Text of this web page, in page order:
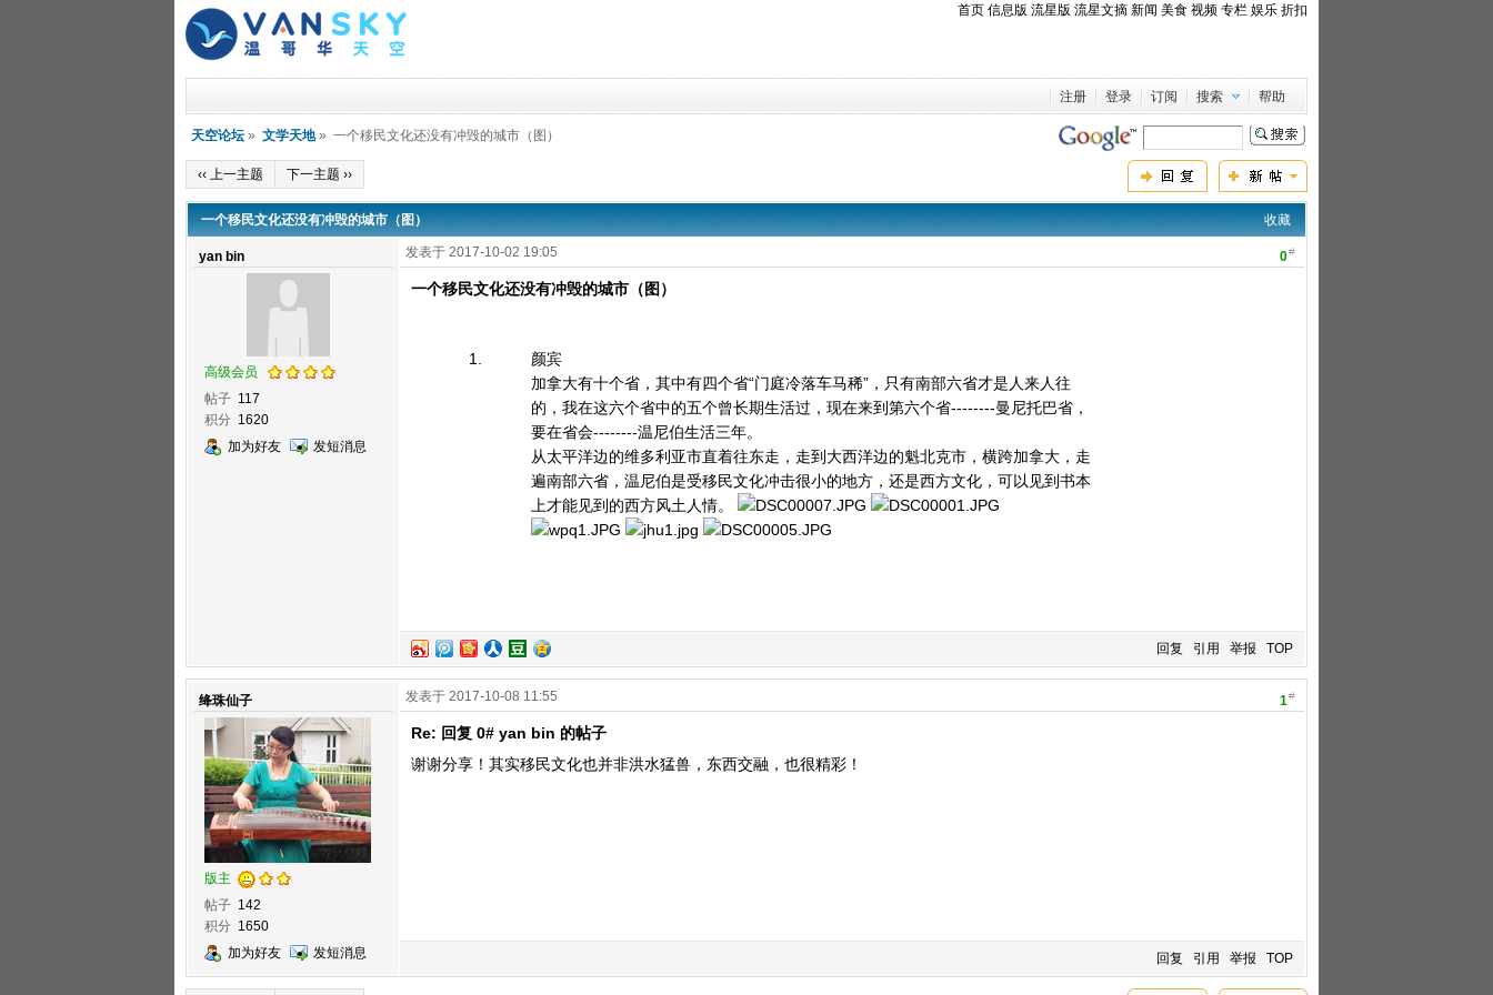
首页 信息版 流星版 流星文摘 新闻 美食 视频 专栏 娱乐 折扣
注册 登录 订阅 搜索 帮助
天空论坛 » 文学天地» 一个移民文化还没有冲毁的城市（图）
‹‹ 上一主题 下一主题 ››
收藏
一个移民文化还没有冲毁的城市（图）
yan bin
高级会员
帖子 117
积分 1620
加为好友
发短消息
0#
发表于 2017-10-02 19:05
一个移民文化还没有冲毁的城市（图）
颜宾
加拿大有十个省，其中有四个省“门庭冷落车马稀”，只有南部六省才是人来人往
的，我在这六个省中的五个曾长期生活过，现在来到第六个省--------曼尼托巴省，
要在省会--------温尼伯生活三年。
从太平洋边的维多利亚市直着往东走，走到大西洋边的魁北克市，横跨加拿大，走
遍南部六省，温尼伯是受移民文化冲击很小的地方，还是西方文化，可以见到书本
上才能见到的西方风土人情。
回复 引用 举报 TOP
绛珠仙子
版主
帖子 142
积分 1650
加为好友
发短消息
1#
发表于 2017-10-08 11:55
Re: 回复 0# yan bin 的帖子
谢谢分享！其实移民文化也并非洪水猛兽，东西交融，也很精彩！
回复 引用 举报 TOP